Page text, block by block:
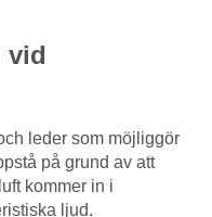
vid
leder som möjliggör
på grund av att
kommer in i
ljud.